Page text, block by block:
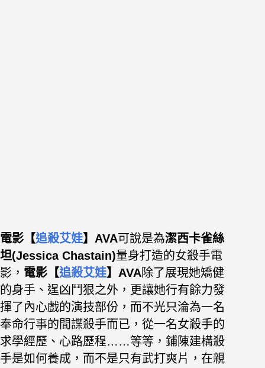
電影【追殺艾娃】AVA可說是為潔西卡雀絲
坦(Jessica Chastain)量身打造的女殺手電
影， 電影【追殺艾娃】AVA除了展現她矯健
的身手、逞凶鬥狠之外，更讓她行有餘力發
揮了內心戲的演技部份，而不光只淪為一名
奉命行事的間諜殺手而已，從一名女殺手的
求學經歷、心路歷程……等等，鋪陳建構殺
手是如何養成，而不是只有武打爽片，在親